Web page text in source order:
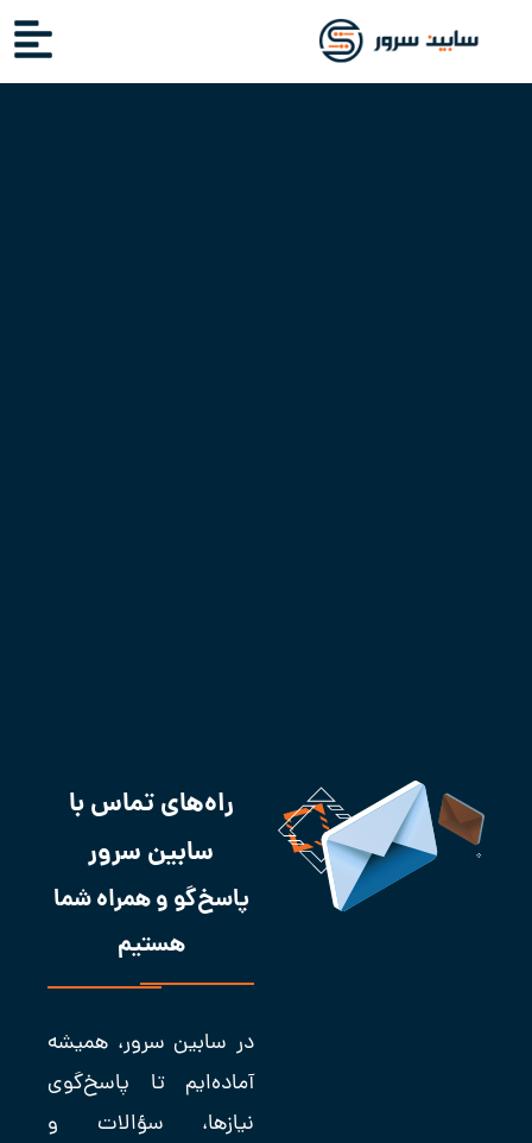
راه‌های تماس با
سابین سرور
پاسخ‌گو و همراه شما
هستیم
در سابین سرور، همیشه
آماده‌ایم تا پاسخ‌گوی
نیازها، سؤالات و